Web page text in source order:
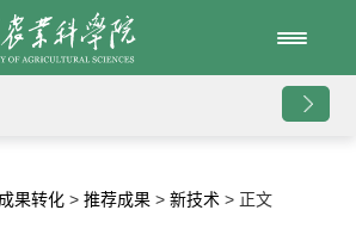
成果转化 > 推荐成果 > 新技术 > 正文